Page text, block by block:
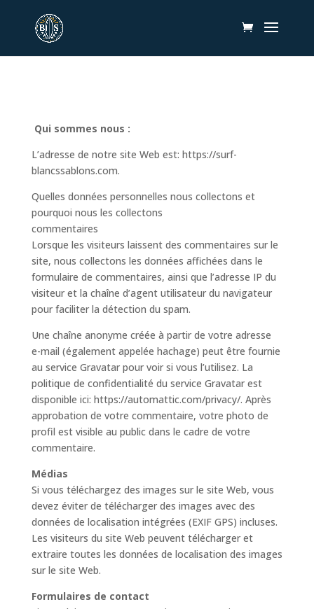
Qui sommes nous :
L’adresse de notre site Web est: https://surf-
blancssablons.com.
Quelles données personnelles nous collectons et
pourquoi nous les collectons
commentaires
Lorsque les visiteurs laissent des commentaires sur le
site, nous collectons les données affichées dans le
formulaire de commentaires, ainsi que l’adresse IP du
visiteur et la chaîne d’agent utilisateur du navigateur
pour faciliter la détection du spam.
Une chaîne anonyme créée à partir de votre adresse
e-mail (également appelée hachage) peut être fournie
au service Gravatar pour voir si vous l’utilisez. La
politique de confidentialité du service Gravatar est
disponible ici: https://automattic.com/privacy/. Après
approbation de votre commentaire, votre photo de
profil est visible au public dans le cadre de votre
commentaire.
Médias
Si vous téléchargez des images sur le site Web, vous
devez éviter de télécharger des images avec des
données de localisation intégrées (EXIF GPS) incluses.
Les visiteurs du site Web peuvent télécharger et
extraire toutes les données de localisation des images
sur le site Web.
Formulaires de contact